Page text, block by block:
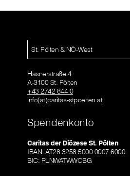
St. Pölten & NÖ-West
Hasnerstraße 4
A-3100 St. Pölten
+43 2742 844 0
info(at)caritas-stpoelten.at
Spendenkonto
Caritas der Diözese St. Pölten
IBAN: AT28 3258 5000 0007 6000
BIC: RLNWATWWOBG